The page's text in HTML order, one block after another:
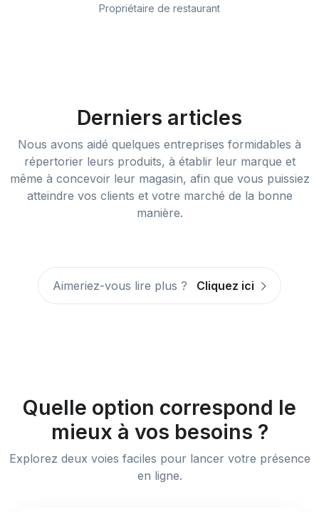
Propriétaire de restaurant
Derniers articles
Nous avons aidé quelques entreprises formidables à
répertorier leurs produits, à établir leur marque et
même à concevoir leur magasin, afin que vous puissiez
atteindre vos clients et votre marché de la bonne
manière.
Aimeriez-vous lire plus ? Cliquez ici
Quelle option correspond le
mieux à vos besoins ?
Explorez deux voies faciles pour lancer votre présence
en ligne.